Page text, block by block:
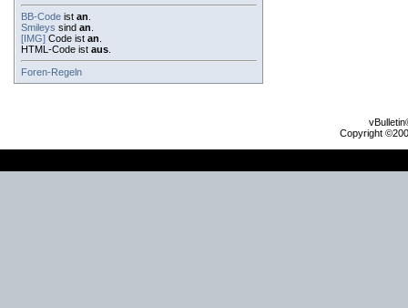
BB-Code ist an
Smileys sind an
[IMG] Code ist an
HTML-Code ist aus
Foren-Regeln
Copyright